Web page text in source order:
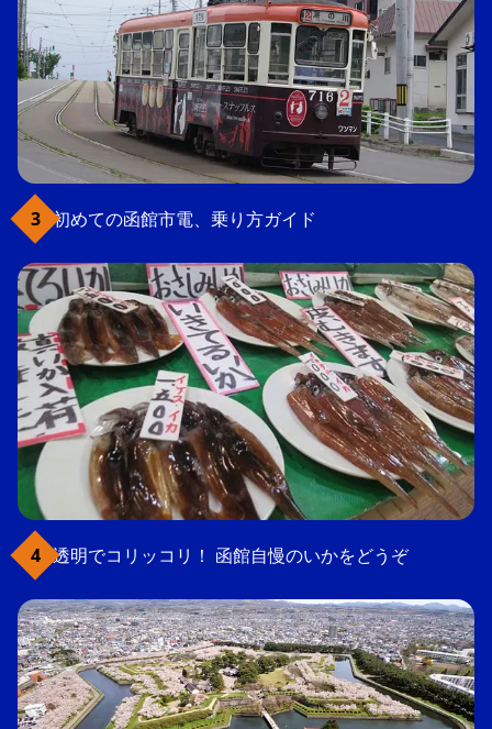
初めての函館市電、乗り方ガイド
透明でコリッコリ！ 函館自慢のいかをどうぞ